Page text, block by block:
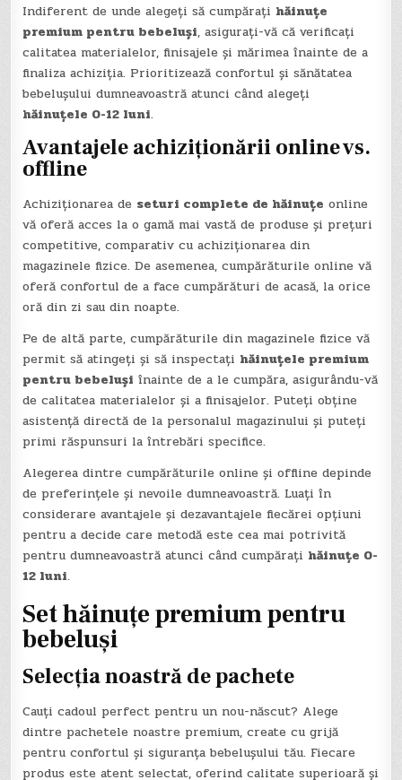
Indiferent de unde alegeți să cumpărați hăinuțe
premium pentru bebeluși, asigurați-vă că verificați
calitatea materialelor, finisajele și mărimea înainte de a
finaliza achiziția. Prioritizează confortul și sănătatea
bebelușului dumneavoastră atunci când alegeți
hăinuțele 0-12 luni.
Avantajele achiziționării online vs.
offline
Achiziționarea de seturi complete de hăinuțe online
vă oferă acces la o gamă mai vastă de produse și prețuri
competitive, comparativ cu achiziționarea din
magazinele fizice. De asemenea, cumpărăturile online vă
oferă confortul de a face cumpărături de acasă, la orice
oră din zi sau din noapte.
Pe de altă parte, cumpărăturile din magazinele fizice vă
permit să atingeți și să inspectați hăinuțele premium
pentru bebeluși înainte de a le cumpăra, asigurându-vă
de calitatea materialelor și a finisajelor. Puteți obține
asistență directă de la personalul magazinului și puteți
primi răspunsuri la întrebări specifice.
Alegerea dintre cumpărăturile online și offline depinde
de preferințele și nevoile dumneavoastră. Luați în
considerare avantajele și dezavantajele fiecărei opțiuni
pentru a decide care metodă este cea mai potrivită
pentru dumneavoastră atunci când cumpărați hăinuțe 0-
12 luni.
Set hăinuțe premium pentru
bebeluși
Selecția noastră de pachete
Cauți cadoul perfect pentru un nou-născut? Alege
dintre pachetele noastre premium, create cu grijă
pentru confortul și siguranța bebelușului tău. Fiecare
produs este atent selectat, oferind calitate superioară și